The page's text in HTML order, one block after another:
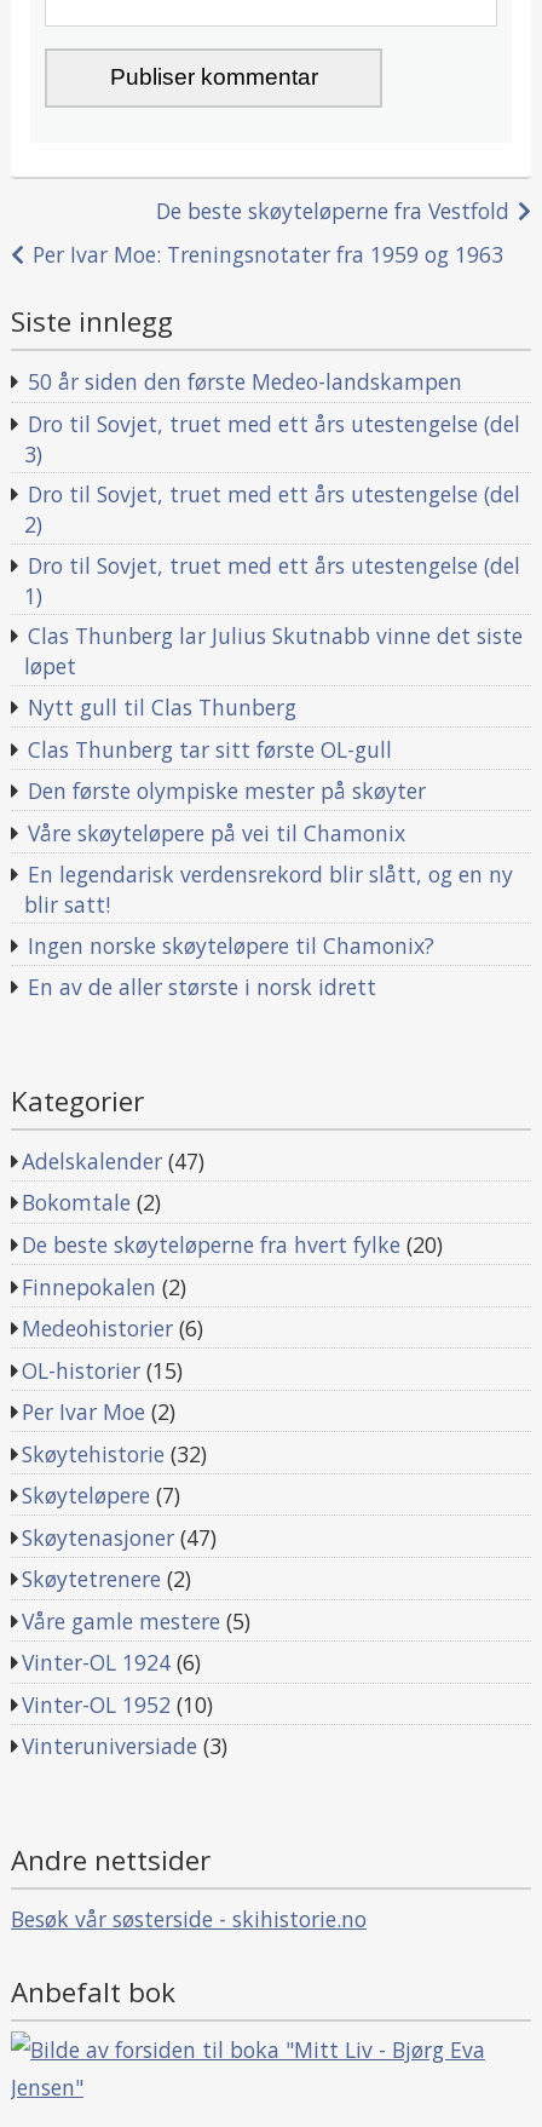
Innleggsnavigasjon
De beste skøyteløperne fra Vestfold
Per Ivar Moe: Treningsnotater fra 1959 og 1963
Siste innlegg
50 år siden den første Medeo-landskampen
Dro til Sovjet, truet med ett års utestengelse (del
3)
Dro til Sovjet, truet med ett års utestengelse (del
2)
Dro til Sovjet, truet med ett års utestengelse (del
1)
Clas Thunberg lar Julius Skutnabb vinne det siste
løpet
Nytt gull til Clas Thunberg
Clas Thunberg tar sitt første OL-gull
Den første olympiske mester på skøyter
Våre skøyteløpere på vei til Chamonix
En legendarisk verdensrekord blir slått, og en ny
blir satt!
Ingen norske skøyteløpere til Chamonix?
En av de aller største i norsk idrett
Kategorier
Adelskalender (47)
Bokomtale (2)
De beste skøyteløperne fra hvert fylke (20)
Finnepokalen (2)
Medeohistorier (6)
OL-historier (15)
Per Ivar Moe (2)
Skøytehistorie (32)
Skøyteløpere (7)
Skøytenasjoner (47)
Skøytetrenere (2)
Våre gamle mestere (5)
Vinter-OL 1924 (6)
Vinter-OL 1952 (10)
Vinteruniversiade (3)
Andre nettsider
Besøk vår søsterside - skihistorie.no
Anbefalt bok